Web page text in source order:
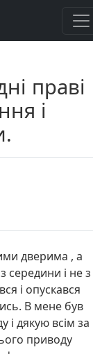
праві
і
дверима , а
середини і не з
і опускався
В мене був
і дякую всім за
приводу